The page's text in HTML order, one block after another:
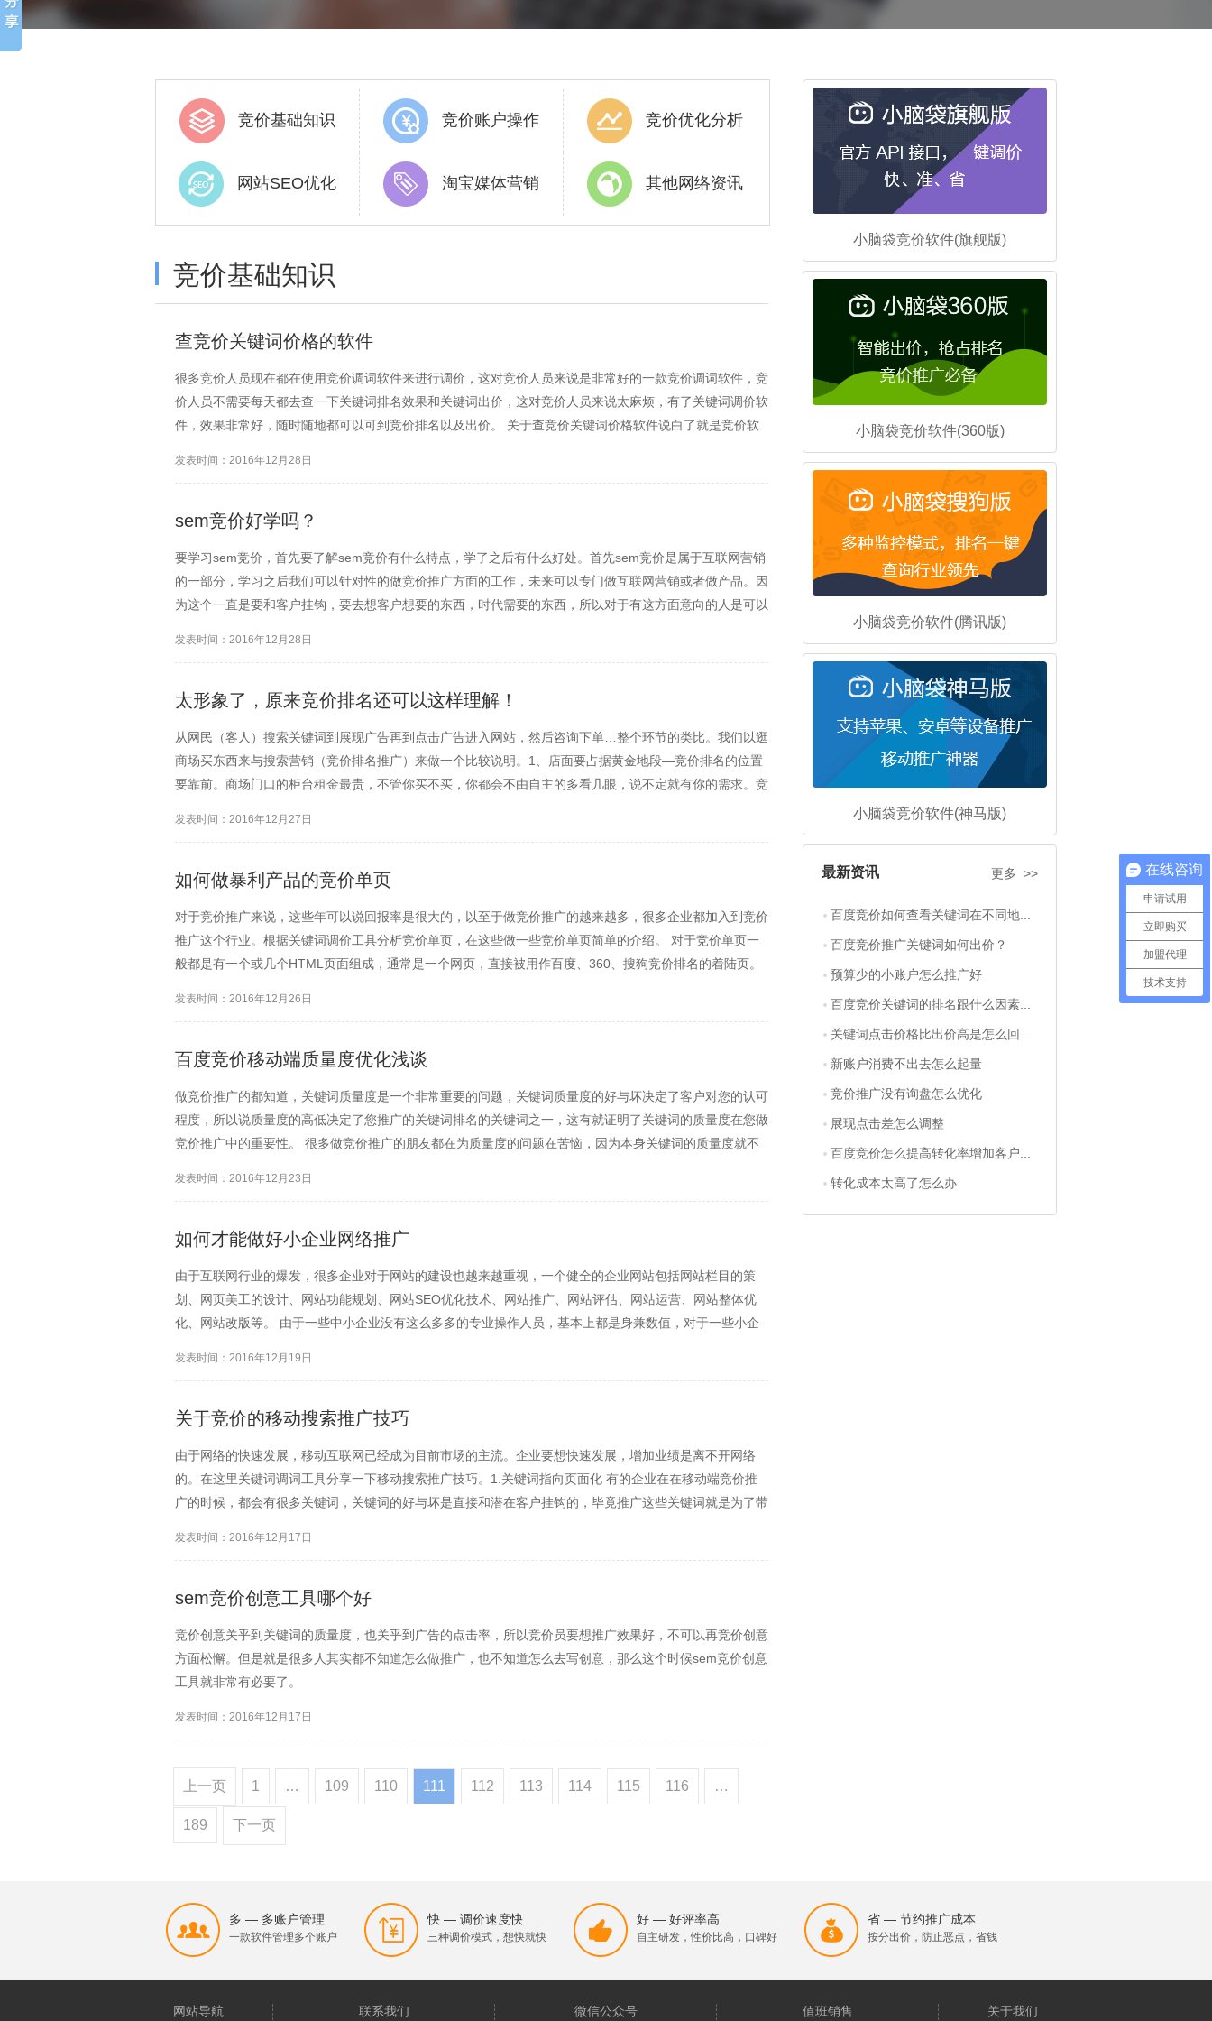
小脑袋竞价软件(旗舰版)
小脑袋竞价软件(360版)
小脑袋竞价软件(腾讯版)
小脑袋竞价软件(神马版)
最新资讯 更多 >>
百度竞价如何查看关键词在不同地...
百度竞价推广关键词如何出价？
预算少的小账户怎么推广好
百度竞价关键词的排名跟什么因素...
关键词点击价格比出价高是怎么回...
新账户消费不出去怎么起量
竞价推广没有询盘怎么优化
展现点击差怎么调整
百度竞价怎么提高转化率增加客户...
转化成本太高了怎么办
竞价基础知识 竞价账户操作 竞价优化分析
网站SEO优化 淘宝媒体营销 其他网络资讯
竞价基础知识
查竞价关键词价格的软件
很多竞价人员现在都在使用竞价调词软件来进行调价，这对竞价人员来说是非常好的一款竞价调词软件，竞
价人员不需要每天都去查一下关键词排名效果和关键词出价，这对竞价人员来说太麻烦，有了关键词调价软
件，效果非常好，随时随地都可以可到竞价排名以及出价。 关于查竞价关键词价格软件说白了就是竞价软
发表时间：2016年12月28日
sem竞价好学吗？
要学习sem竞价，首先要了解sem竞价有什么特点，学了之后有什么好处。首先sem竞价是属于互联网营销
的一部分，学习之后我们可以针对性的做竞价推广方面的工作，未来可以专门做互联网营销或者做产品。因
为这个一直是要和客户挂钩，要去想客户想要的东西，时代需要的东西，所以对于有这方面意向的人是可以
发表时间：2016年12月28日
太形象了，原来竞价排名还可以这样理解！
从网民（客人）搜索关键词到展现广告再到点击广告进入网站，然后咨询下单…整个环节的类比。我们以逛
商场买东西来与搜索营销（竞价排名推广）来做一个比较说明。1、店面要占据黄金地段—竞价排名的位置
要靠前。商场门口的柜台租金最贵，不管你买不买，你都会不由自主的多看几眼，说不定就有你的需求。竞
发表时间：2016年12月27日
如何做暴利产品的竞价单页
对于竞价推广来说，这些年可以说回报率是很大的，以至于做竞价推广的越来越多，很多企业都加入到竞价
推广这个行业。根据关键词调价工具分析竞价单页，在这些做一些竞价单页简单的介绍。 对于竞价单页一
般都是有一个或几个HTML页面组成，通常是一个网页，直接被用作百度、360、搜狗竞价排名的着陆页。
发表时间：2016年12月26日
百度竞价移动端质量度优化浅谈
做竞价推广的都知道，关键词质量度是一个非常重要的问题，关键词质量度的好与坏决定了客户对您的认可
程度，所以说质量度的高低决定了您推广的关键词排名的关键词之一，这有就证明了关键词的质量度在您做
竞价推广中的重要性。 很多做竞价推广的朋友都在为质量度的问题在苦恼，因为本身关键词的质量度就不
发表时间：2016年12月23日
如何才能做好小企业网络推广
由于互联网行业的爆发，很多企业对于网站的建设也越来越重视，一个健全的企业网站包括网站栏目的策
划、网页美工的设计、网站功能规划、网站SEO优化技术、网站推广、网站评估、网站运营、网站整体优
化、网站改版等。 由于一些中小企业没有这么多多的专业操作人员，基本上都是身兼数值，对于一些小企
发表时间：2016年12月19日
关于竞价的移动搜索推广技巧
由于网络的快速发展，移动互联网已经成为目前市场的主流。企业要想快速发展，增加业绩是离不开网络
的。在这里关键词调词工具分享一下移动搜索推广技巧。1.关键词指向页面化 有的企业在在移动端竞价推
广的时候，都会有很多关键词，关键词的好与坏是直接和潜在客户挂钩的，毕竟推广这些关键词就是为了带
发表时间：2016年12月17日
sem竞价创意工具哪个好
竞价创意关乎到关键词的质量度，也关乎到广告的点击率，所以竞价员要想推广效果好，不可以再竞价创意
方面松懈。但是就是很多人其实都不知道怎么做推广，也不知道怎么去写创意，那么这个时候sem竞价创意
工具就非常有必要了。
发表时间：2016年12月17日
上一页 1 … 109 110 111 112 113 114 115 116 …
189 下一页
多 — 多账户管理
一款软件管理多个账户
快 — 调价速度快
三种调价模式，想快就快
好 — 好评率高
自主研发，性价比高，口碑好
省 — 节约推广成本
按分出价，防止恶点，省钱
网站导航 联系我们 微信公众号 值班销售 关于我们
在线咨询
申请试用
立即购买
加盟代理
技术支持